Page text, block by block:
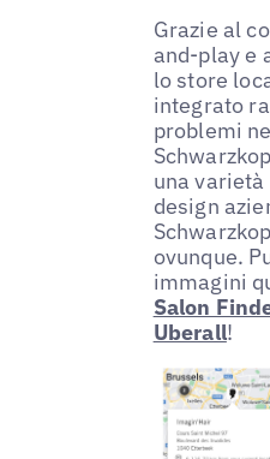
Grazie al
and-play e
lo store
integrato
problemi
una
design
ovunque.
immagini
Salon
Uberall!